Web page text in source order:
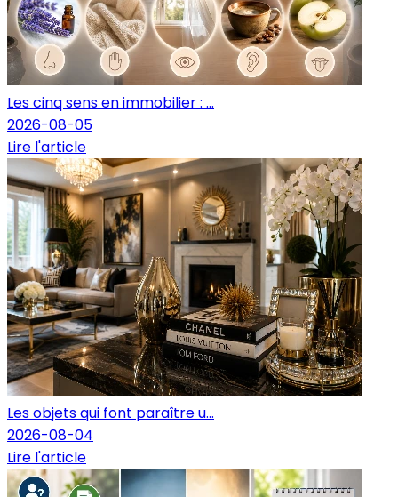
Les cinq sens en immobilier : ...
2026-08-05
Lire l'article
Les objets qui font paraître u...
2026-08-04
Lire l'article